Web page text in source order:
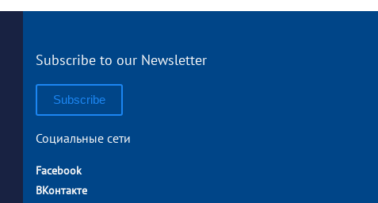
Subscribe to our Newsletter
Subscribe
Социальные сети
Facebook
ВКонтакте